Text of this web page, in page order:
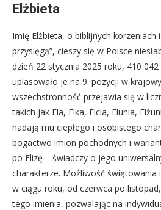
Elżbieta
Imię Elżbieta, o biblijnych korzeniach
przysięgą”, cieszy się w Polsce
dzień 22 stycznia 2025 roku, 410
uplasowało je na 9. pozycji w
wszechstronność przejawia się w
takich jak Ela, Elka, Elcia, Elunia,
nadają mu ciepłego i osobistego
bogactwo imion pochodnych i
po Elizę – świadczy o jego
charakterze. Możliwość świętowania
w ciągu roku, od czerwca po
tego imienia, pozwalając na